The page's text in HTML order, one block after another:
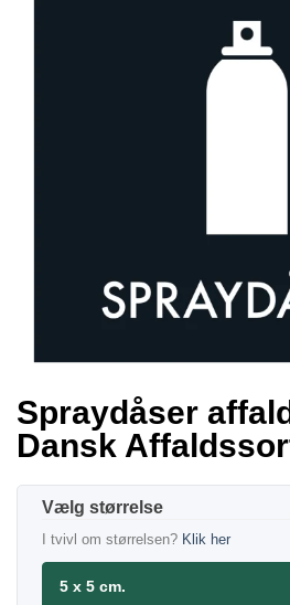
Spraydåser
Dansk
størrelse
I tvivl om størrelsen? Klik her
5 x 5 cm.